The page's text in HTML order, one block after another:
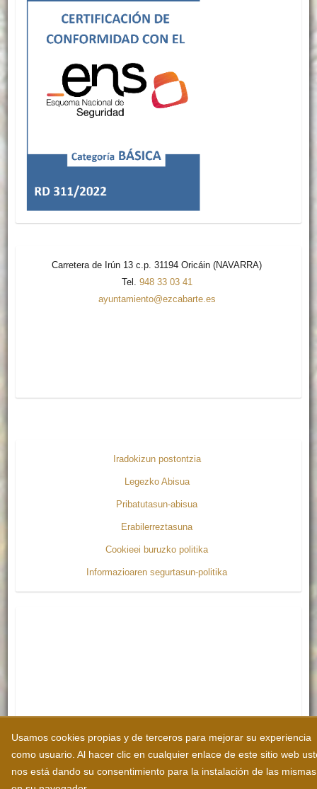
Usamos cookies propias y de terceros para mejorar su experiencia
como usuario. Al hacer clic en cualquier enlace de este sitio web
nos está dando su consentimiento para la instalación de las mismas
Carretera de Irún 13 c.p. 31194 Oricáin (NAVARRA)
Tel. 948 33 03 41
ayuntamiento@ezcabarte.es
Iradokizun postontzia
Legezko Abisua
Pribatutasun-abisua
Erabilerreztasuna
Cookieei buruzko politika
Informazioaren segurtasun-politika